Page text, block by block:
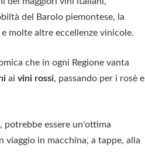
del Barolo piemontese, la
e molte altre eccellenze vinicole.
che in ogni Regione vanta
aivini rossi, passando per i rosè e
, potrebbe essere un'ottima
viaggio in macchina, a tappe, alla